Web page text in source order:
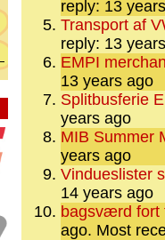
reply: 13
Transport af
reply: 13
EMPI
13 years ago
Splitbusferie
years ago
MIB Summer
years ago
Vindueslister
14 years ago
bagsværd fort
ago. Most